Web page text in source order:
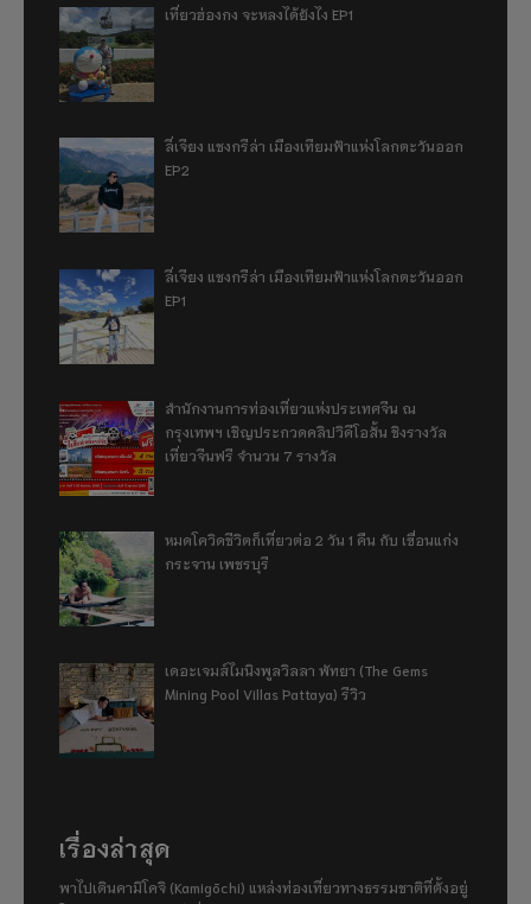
เที่ยวฮ่องกง จะหลงได้ยังไง EP1
ลี่เจียง แชงกรีล่า เมืองเทียมฟ้าแห่งโลกตะวันออก
EP2
ลี่เจียง แชงกรีล่า เมืองเทียมฟ้าแห่งโลกตะวันออก
EP1
สำนักงานการท่องเที่ยวแห่งประเทศจีน ณ
กรุงเทพฯ เชิญประกวดคลิปวิดีโอสั้น ชิงรางวัล
เที่ยวจีนฟรี จำนวน 7 รางวัล
หมดโควิดชีวิตก็เที่ยวต่อ 2 วัน 1 คืน กับ เขื่อนแก่ง
กระจาน เพชรบุรี
เดอะเจมส์ไมนิงพูลวิลลา พัทยา (The Gems
Mining Pool Villas Pattaya) รีวิว
เรื่องล่าสุด
พาไปเดินคามิโคจิ (Kamigōchi) แหล่งท่องเที่ยวทางธรรมชาติที่ตั้งอยู่